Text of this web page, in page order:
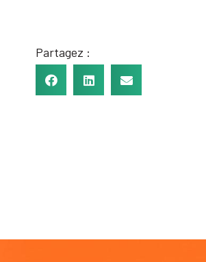
Partagez :